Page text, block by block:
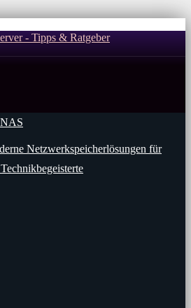
- Tipps & Ratgeber
Netzwerkspeicherlösungen für